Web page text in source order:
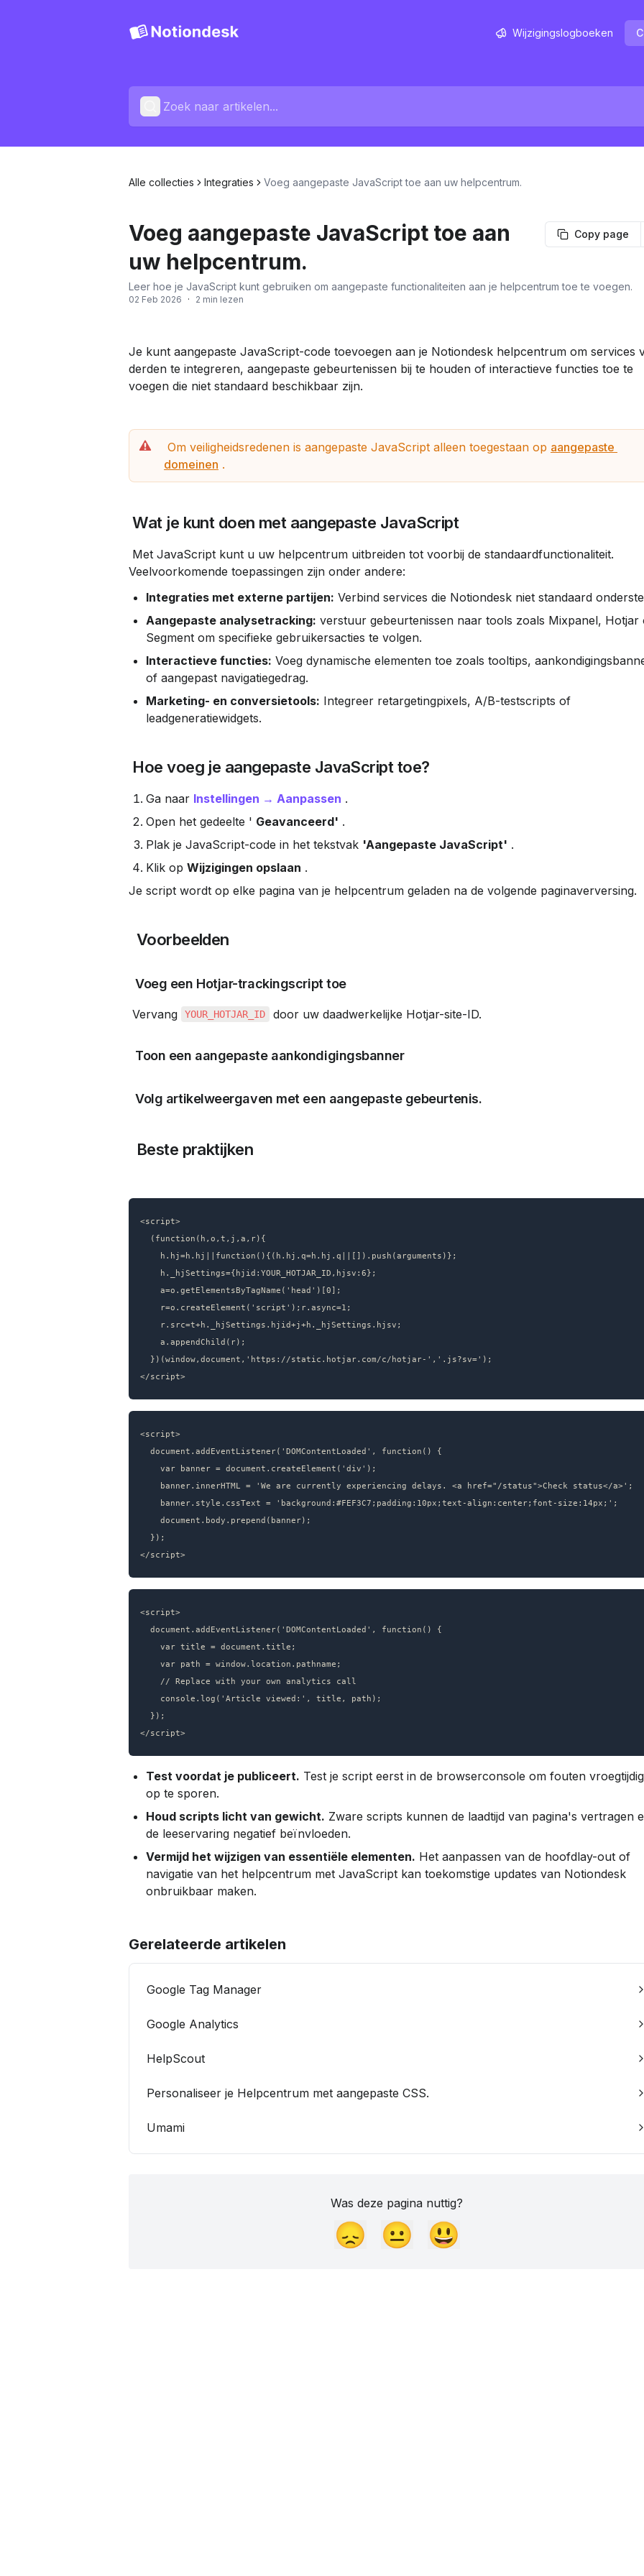
Wijzigingslogboeken
Alle collecties Integraties Voeg aangepaste JavaScript toe aan uw helpcentrum.
Voeg aangepaste JavaScript toe aan
uw helpcentrum.
Copy page
Leer hoe je JavaScript kunt gebruiken om aangepaste functionaliteiten aan je helpcentrum toe te voegen.
02 Feb 2026 · 2 min lezen
Je kunt aangepaste JavaScript-code toevoegen aan je Notiondesk helpcentrum om services
derden te integreren, aangepaste gebeurtenissen bij te houden of interactieve functies toe te
voegen die niet standaard beschikbaar zijn.
Om veiligheidsredenen is aangepaste JavaScript alleen toegestaan ​​op aangepaste
domeinen .
Wat je kunt doen met aangepaste JavaScript
Veelvoorkomende toepassingen zijn onder andere:
Integraties met externe partijen: Verbind services die Notiondesk niet standaard
Aangepaste analysetracking: verstuur gebeurtenissen naar tools zoals Mixpanel,
Segment om specifieke gebruikersacties te volgen.
Interactieve functies: Voeg dynamische elementen toe zoals tooltips,
of aangepast navigatiegedrag.
Marketing- en conversietools: Integreer retargetingpixels, A/B-testscripts of
leadgeneratiewidgets.
Hoe voeg je aangepaste JavaScript toe?
Ga naar Instellingen → Aanpassen .
Open het gedeelte ' Geavanceerd' .
Plak je JavaScript-code in het tekstvak 'Aangepaste JavaScript' .
Klik op Wijzigingen opslaan .
Je script wordt op elke pagina van je helpcentrum geladen na de volgende paginaverversing.
Voorbeelden
Voeg een Hotjar-trackingscript toe
Vervang YOUR_HOTJAR_ID door uw daadwerkelijke Hotjar-site-ID.
Toon een aangepaste aankondigingsbanner
Volg artikelweergaven met een aangepaste gebeurtenis.
Beste praktijken
<script>
<script>
<script>
Test voordat je publiceert. Test je script eerst in de browserconsole om fouten
op te sporen.
Houd scripts licht van gewicht. Zware scripts kunnen de laadtijd van pagina's vertragen
de leeservaring negatief beïnvloeden.
Vermijd het wijzigen van essentiële elementen. Het aanpassen van de hoofdlay-out of
navigatie van het helpcentrum met JavaScript kan toekomstige updates van Notiondesk
onbruikbaar maken.
Gerelateerde artikelen
Google Tag Manager
Google Analytics
HelpScout
Personaliseer je Helpcentrum met aangepaste CSS.
Umami
Was deze pagina nuttig?
😞 😐 😃